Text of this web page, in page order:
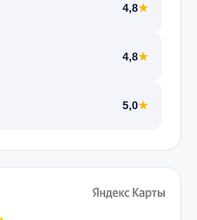
4,8★
4,8★
5,0★